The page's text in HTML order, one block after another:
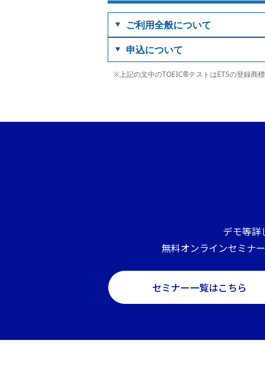
ご利用全般について
申込について
※上記の文中のTOEIC®テストはETSの登録商標
デモ等詳
無料オンラインセミナ
セミナー一覧はこちら